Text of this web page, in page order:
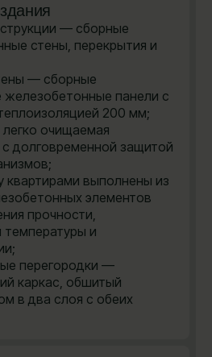
— сборные
стены, перекрытия и
— сборные
железобетонные панели с
200 мм;
очищаемая
с долговременной защитой
выполнены из
элементов
прочности,
температуры и
перегородки —
каркас, обшитый
в два слоя с обеих